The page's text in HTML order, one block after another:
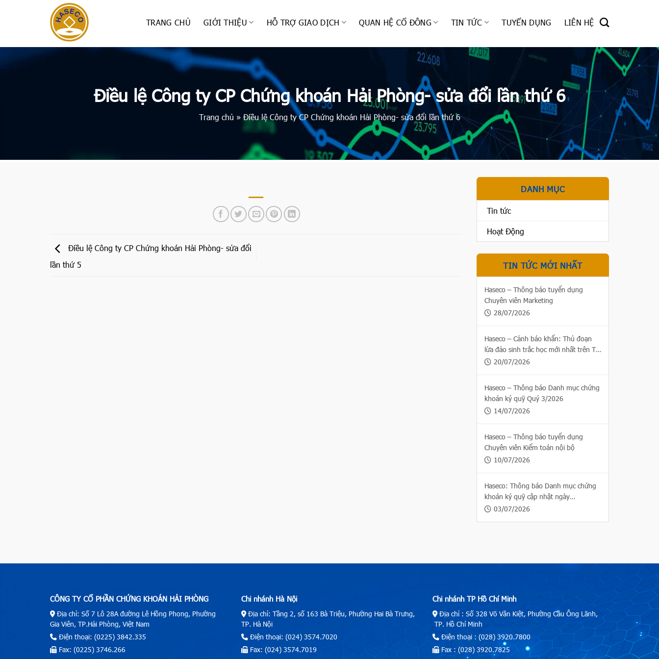
TRANG CHỦ GIỚI THIỆU HỖ TRỢ GIAO DỊCH QUAN HỆ CỔ ĐÔNG TIN TỨC TUYỂN DỤNG LIÊN HỆ
Điều lệ Công ty CP Chứng khoán Hải Phòng- sửa đổi lần thứ 6
Trang chủ » Điều lệ Công ty CP Chứng khoán Hải Phòng- sửa đổi lần thứ 6
Điều lệ Công ty CP Chứng khoán Hải Phòng- sửa đổi
lần thứ 5
DANH MỤC
Tin tức
Hoạt Động
TIN TỨC MỚI NHẤT
Haseco – Thông báo tuyển dụng
Chuyên viên Marketing
28/07/2026
Haseco – Cảnh báo khẩn: Thủ đoạn
lừa đảo sinh trắc học mới nhất trên Thị
trường chứng khoán
20/07/2026
Haseco – Thông báo Danh mục chứng
khoán ký quỹ Quý 3/2026
14/07/2026
Haseco – Thông báo tuyển dụng
Chuyên viên Kiểm toán nội bộ
10/07/2026
Haseco: Thông báo Danh mục chứng
khoán ký quỹ cập nhật ngày
03/07/2026
03/07/2026
CÔNG TY CỔ PHẦN CHỨNG KHOÁN HẢI PHÒNG
Địa chỉ: Số 7 Lô 28A đường Lê Hồng Phong, Phường
Gia Viên, TP.Hải Phòng, Việt Nam
Điện thoại: (0225) 3842.335
Fax: (0225) 3746.266
Chi nhánh Hà Nội
Địa chỉ: Tầng 2, số 163 Bà Triệu, Phường Hai Bà Trưng,
TP. Hà Nội
Điện thoại: (024) 3574.7020
Fax: (024) 3574.7019
Chi nhánh TP Hồ Chí Minh
Địa chỉ : Số 328 Võ Văn Kiệt, Phường Cầu Ông Lãnh,
TP. Hồ Chí Minh
Điện thoại : (028) 3920.7800
Fax : (028) 3920.7825